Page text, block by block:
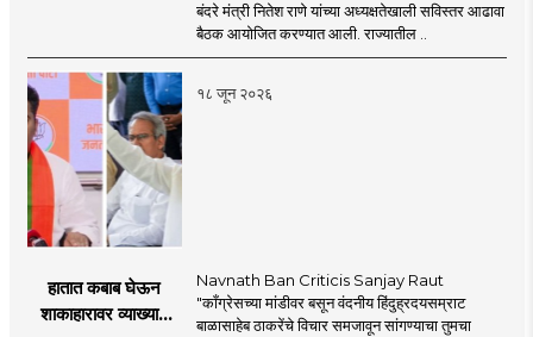
प्रस्ताव
बंदरे मंत्री नितेश राणे यांच्या अध्यक्षतेखाली सविस्तर आढावा
बैठक आयोजित करण्यात आली. राज्यातील ..
१८ जून २०२६
हातात कबाब घेऊन
शाकाहारावर व्याख्यान
Navnath Ban Criticis Sanjay Raut
"काँग्रेसच्या मांडीवर बसून वंदनीय हिंदुह्रदयसम्राट
बाळासाहेब ठाकरेंचे विचार समजावून सांगण्याचा तुमचा